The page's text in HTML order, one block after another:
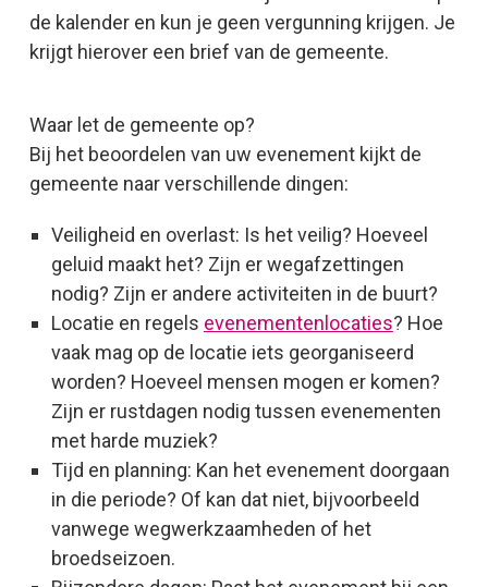
de kalender en kun je geen vergunning krijgen. Je
krijgt hierover een brief van de gemeente.
Waar let de gemeente op?
Bij het beoordelen van uw evenement kijkt de
gemeente naar verschillende dingen:
Veiligheid en overlast: Is het veilig? Hoeveel
geluid maakt het? Zijn er wegafzettingen
nodig? Zijn er andere activiteiten in de buurt?
Locatie en regels evenementenlocaties? Hoe
vaak mag op de locatie iets georganiseerd
worden? Hoeveel mensen mogen er komen?
Zijn er rustdagen nodig tussen evenementen
met harde muziek?
Tijd en planning: Kan het evenement doorgaan
in die periode? Of kan dat niet, bijvoorbeeld
vanwege wegwerkzaamheden of het
broedseizoen.